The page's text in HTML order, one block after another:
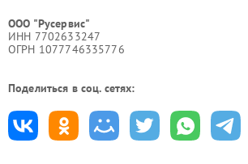
ООО "Русервис"
ИНН 7702633247
ОГРН 1077746335776
Поделиться в соц. сетях: